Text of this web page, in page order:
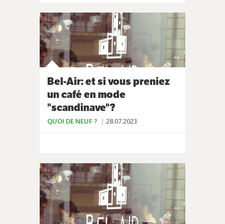
Bel-Air: et si vous preniez
un café en mode
"scandinave"?
QUOI DE NEUF ? 28.07.2023